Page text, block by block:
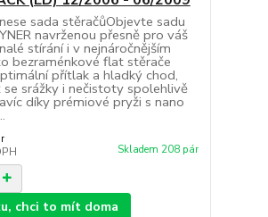
sada stěračůObjevte sadu
navrženou přesně pro váš
stírání i v nejnáročnějším
bezraménkové flat stěrače
přítlak a hladký chod,
se srážky i nečistoty spolehlivě
díky prémiové pryži s nano
Skladem 208 pár
chci to mít doma